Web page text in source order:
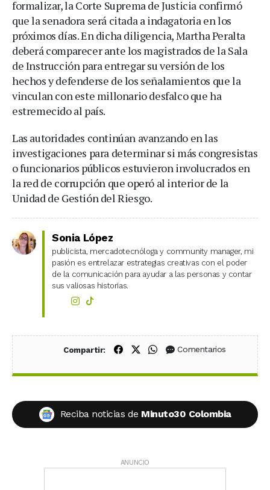
formalizar, la Corte Suprema de Justicia confirmó
que la senadora será citada a indagatoria en los
próximos días. En dicha diligencia, Martha Peralta
deberá comparecer ante los magistrados de la Sala
de Instrucción para entregar su versión de los
hechos y defenderse de los señalamientos que la
vinculan con este millonario desfalco que ha
estremecido al país.
Las autoridades continúan avanzando en las
investigaciones para determinar si más congresistas
o funcionarios públicos estuvieron involucrados en
la red de corrupción que operó al interior de la
Unidad de Gestión del Riesgo.
Sonia López
publicista, mercadotecnóloga y community manager, mi
pasión es entrelazar estrategias creativas con el poder
de la comunicación para ayudar a las personas y contar
sus valiosas historias.
Compartir: Compartir en Facebook
Compartir en X (Twitter)
Compartir en WhatsApp
Comentarios
Reciba noticias de Minuto30 Colombia
ANUNCIO